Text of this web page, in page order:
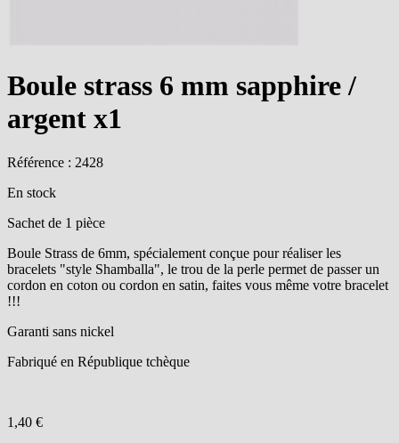
Boule strass 6 mm sapphire /
argent x1
Référence : 2428
En stock
Sachet de 1 pièce
Boule Strass de 6mm, spécialement conçue pour réaliser les
bracelets "style Shamballa", le trou de la perle permet de passer un
cordon en coton ou cordon en satin, faites vous même votre bracelet
!!!
Garanti sans nickel
Fabriqué en République tchèque
1,40 €